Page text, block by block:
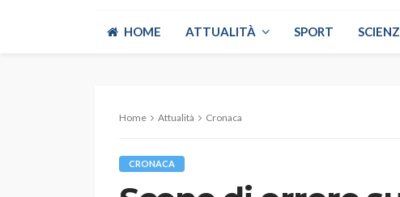
HOME ATTUALITÀ SPORT
Home Attualità Cronaca
CRONACA